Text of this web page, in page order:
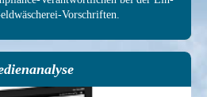
Vor­schrif­ten.